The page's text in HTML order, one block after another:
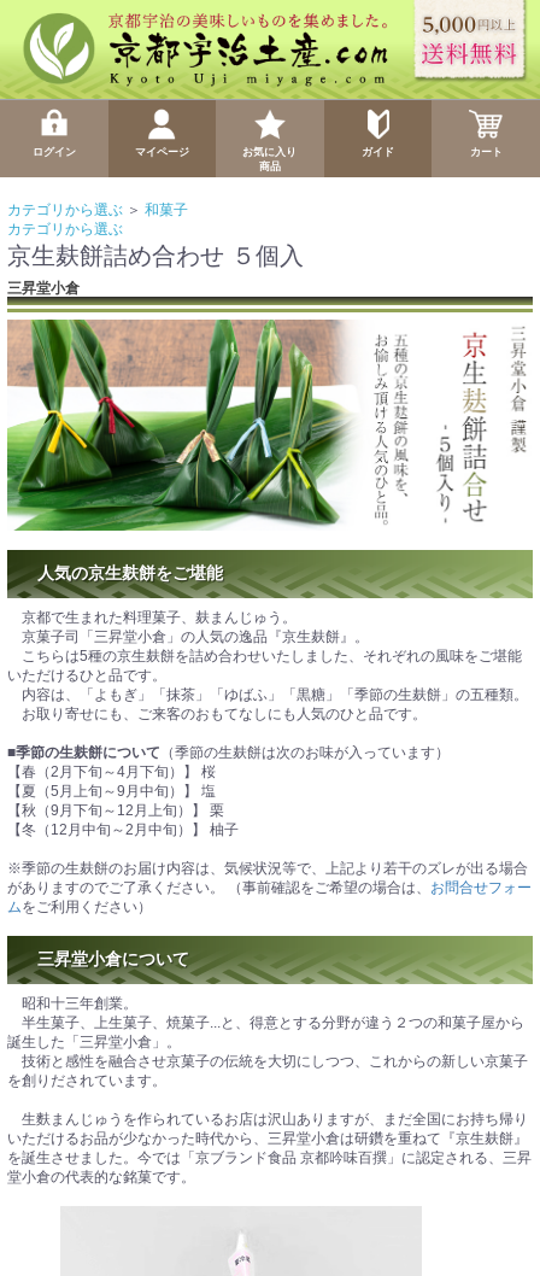
ログイン マイページ
お気に入り
商品
ガイド カート
カテゴリから選ぶ ＞ 和菓子
カテゴリから選ぶ
京生麸餅詰め合わせ ５個入
三昇堂小倉
人気の京生麸餅をご堪能
京都で生まれた料理菓子、麸まんじゅう。
京菓子司「三昇堂小倉」の人気の逸品『京生麸餅』。
こちらは5種の京生麸餅を詰め合わせいたしました、それぞれの風味をご堪能
いただけるひと品です。
内容は、「よもぎ」「抹茶」「ゆばふ」「黒糖」「季節の生麸餅」の五種類。
お取り寄せにも、ご来客のおもてなしにも人気のひと品です。
■季節の生麸餅について （季節の生麸餅は次のお味が入っています）
【春（2月下旬～4月下旬）】 桜
【夏（5月上旬～9月中旬）】 塩
【秋（9月下旬～12月上旬）】 栗
【冬（12月中旬～2月中旬）】 柚子
※季節の生麸餅のお届け内容は、気候状況等で、上記より若干のズレが出る場合
がありますのでご了承ください。 （事前確認をご希望の場合は、 お問合せフォー
ムをご利用ください）
三昇堂小倉について
昭和十三年創業。
半生菓子、上生菓子、焼菓子...と、得意とする分野が違う２つの和菓子屋から
誕生した「三昇堂小倉」。
技術と感性を融合させ京菓子の伝統を大切にしつつ、これからの新しい京菓子
を創りだされています。
生麩まんじゅうを作られているお店は沢山ありますが、まだ全国にお持ち帰り
いただけるお品が少なかった時代から、三昇堂小倉は研鑽を重ねて『京生麸餅』
を誕生させました。今では「京ブランド食品 京都吟味百撰」に認定される、三昇
堂小倉の代表的な銘菓です。